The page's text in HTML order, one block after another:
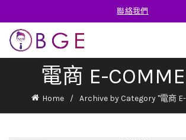
聯絡我們
電商 E-
Home Archive by Category "電商 E-